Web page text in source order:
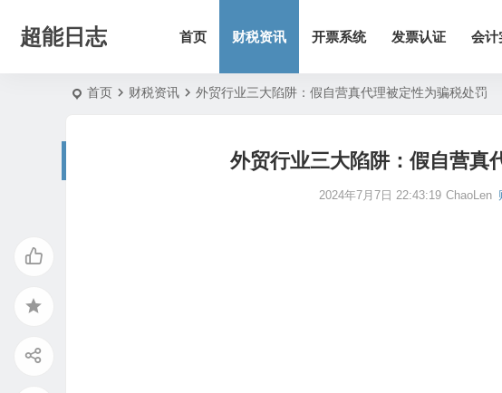
超能日志 首页 财税资讯 开票系统 发票认证 会计
首页 财税资讯 外贸行业三大陷阱：假自营真代理被定性为骗税处罚
外贸行业三大陷阱：假自营真
2024年7月7日 22:43:19 ChaoLen